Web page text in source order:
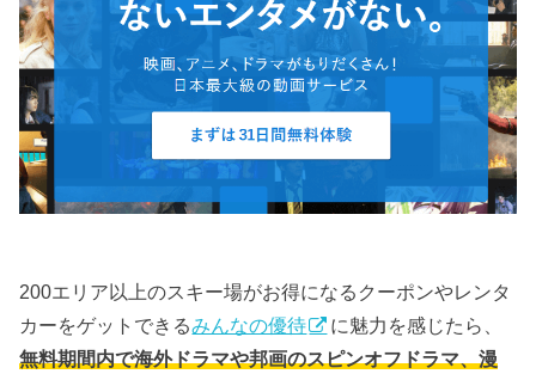
200エリア以上のスキー場がお得になるクーポンやレンタ
カーをゲットできるみんなの優待
に魅力を感じたら、
無料期間内で海外ドラマや邦画のスピンオフドラマ、漫